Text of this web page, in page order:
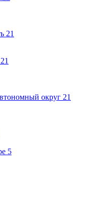
21
21
округ 21
5